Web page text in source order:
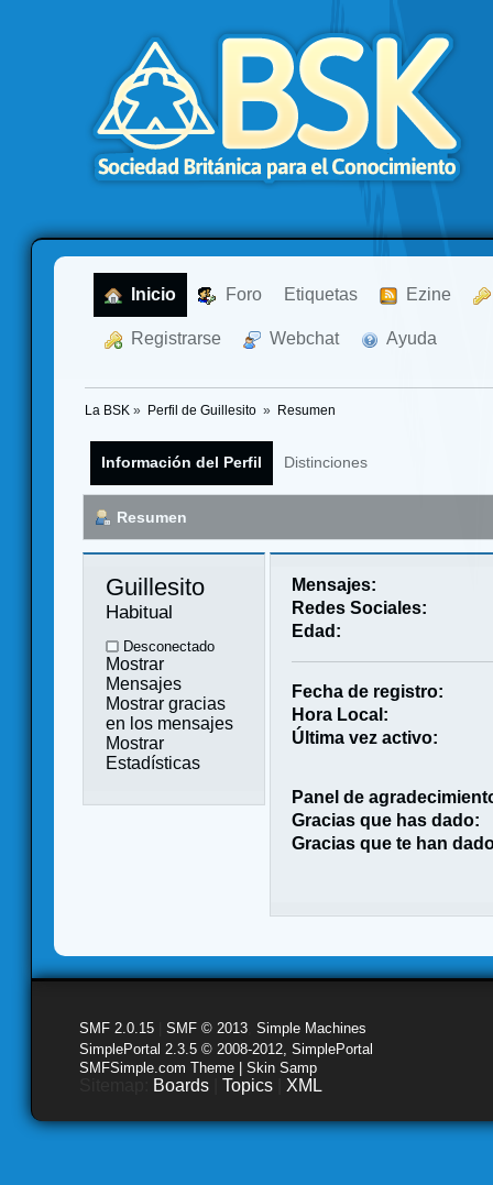
Inicio Foro Etiquetas Ezine
Registrarse Webchat Ayuda
La BSK » Perfil de Guillesito » Resumen
Información del Perfil Distinciones
Resumen
Guillesito
Habitual
Desconectado
Mostrar
Mensajes
Mostrar gracias
en los mensajes
Mostrar
Estadísticas
Mensajes:
Redes Sociales:
Edad:
Fecha de registro:
Hora Local:
Última vez activo:
Panel de
Gracias que has dado:
Gracias que te han
SMF 2.0.15 SMF © 2013 Simple Machines
SimplePortal 2.3.5 © 2008-2012, SimplePortal
SMFSimple.com Theme | Skin Samp
Boards Topics XML